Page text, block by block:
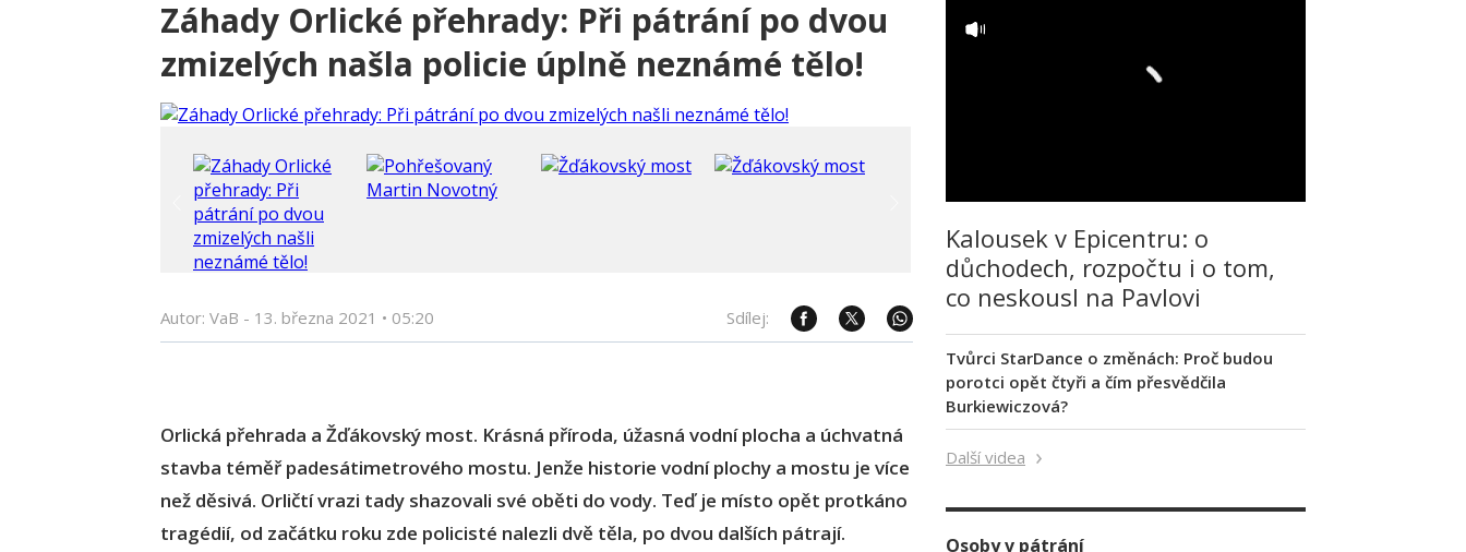
Záhady Orlické přehrady: Při pátrání po dvou
zmizelých našla policie úplně neznámé tělo!
Autor: VaB - 13. března 2021 • 05:20 Sdílej:
Orlická přehrada a Žďákovský most. Krásná příroda, úžasná vodní plocha a úchvatná
stavba téměř padesátimetrového mostu. Jenže historie vodní plochy a mostu je více
než děsivá. Orličtí vrazi tady shazovali své oběti do vody. Teď je místo opět protkáno
tragédií, od začátku roku zde policisté nalezli dvě těla, po dvou dalších pátrají.
Kalousek v Epicentru: o
důchodech, rozpočtu i o tom,
co neskousl na Pavlovi
Tvůrci StarDance o změnách: Proč budou
porotci opět čtyři a čím přesvědčila
Burkiewiczová?
Další videa
Osoby v pátrání